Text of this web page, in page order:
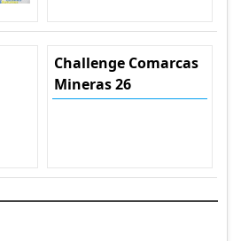
Challenge Comarcas
Mineras 26